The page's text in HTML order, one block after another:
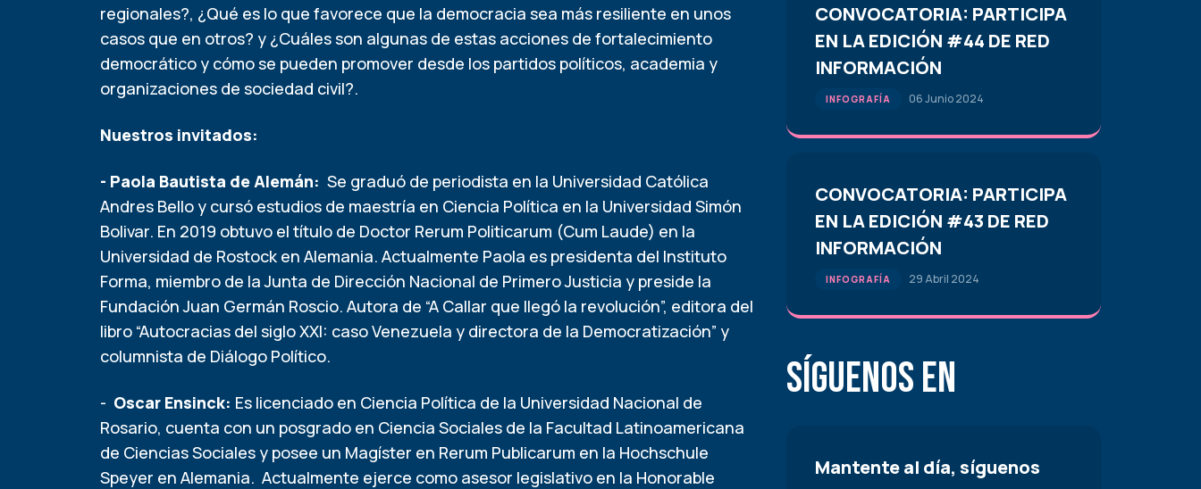
regionales?, ¿Qué es lo que favorece que la democracia sea más resiliente en unos
casos que en otros? y ¿Cuáles son algunas de estas acciones de fortalecimiento
democrático y cómo se pueden promover desde los partidos políticos, academia y
organizaciones de sociedad civil?.
Nuestros invitados:
- Paola Bautista de Alemán: Se graduó de periodista en la Universidad Católica
Andres Bello y cursó estudios de maestría en Ciencia Política en la Universidad Simón
Bolivar. En 2019 obtuvo el título de Doctor Rerum Politicarum (Cum Laude) en la
Universidad de Rostock en Alemania. Actualmente Paola es presidenta del Instituto
Forma, miembro de la Junta de Dirección Nacional de Primero Justicia y preside la
Fundación Juan Germán Roscio. Autora de “A Callar que llegó la revolución”, editora del
libro “Autocracias del siglo XXI: caso Venezuela y directora de la Democratización” y
columnista de Diálogo Político.
- Oscar Ensinck: Es licenciado en Ciencia Política de la Universidad Nacional de
Rosario, cuenta con un posgrado en Ciencia Sociales de la Facultad Latinoamericana
de Ciencias Sociales y posee un Magíster en Rerum Publicarum en la Hochschule
Speyer en Alemania. Actualmente ejerce como asesor legislativo en la Honorable
CONVOCATORIA: PARTICIPA
EN LA EDICIÓN #44 DE RED
INFORMACIÓN
INFOGRAFÍA 06 Junio 2024
CONVOCATORIA: PARTICIPA
EN LA EDICIÓN #43 DE RED
INFORMACIÓN
INFOGRAFÍA 29 Abril 2024
Síguenos en
Mantente al día, síguenos